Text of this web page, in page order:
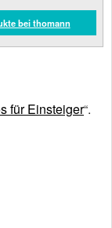
bei thomann
für Einsteiger“.